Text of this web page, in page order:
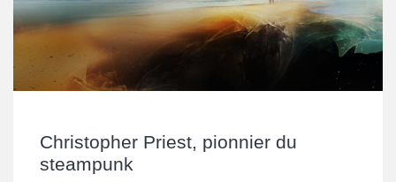
Christopher Priest, pionnier du
steampunk